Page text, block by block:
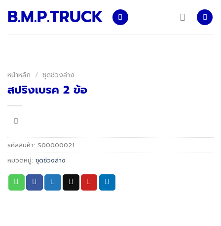
B.M.P.TRUCK
หน้าหลัก / ชุดช่วงล่าง
สปริงเบรค 2 ข้อ
รหัสสินค้า: S00000021
หมวดหมู่: ชุดช่วงล่าง